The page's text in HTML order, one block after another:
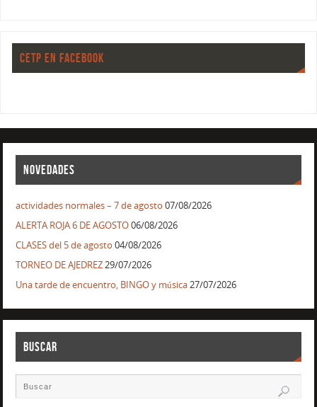
CETP EN FACEBOOK
NOVEDADES
actividades normales – 7 de agosto 07/08/2026
ALERTA ROJA 6 DE AGOSTO06/08/2026
CLASES del 5 de agosto 04/08/2026
TORNEO DE AJEDREZ29/07/2026
Una tarde de encuentro, BINGO y música27/07/2026
BUSCAR